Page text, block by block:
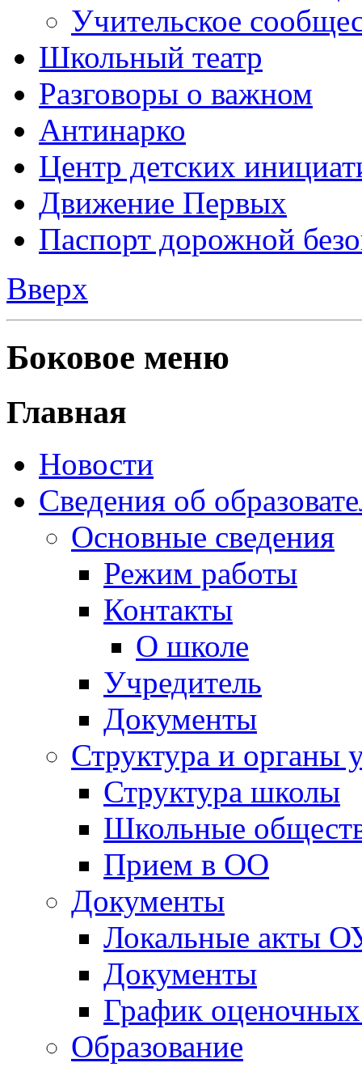
Антинарко
Центр детских
Движение Первых
Паспорт дорожной
Вверх
Боковое меню
Главная
Сведения об
Основные сведения
Режим работы
Контакты
О школе
Учредитель
Документы
Структура и
Структура школы
Школьные
Прием в ОО
Документы
Локальные акты
Документы
График
Образование
Классы
Олимпиады и
Образовательная